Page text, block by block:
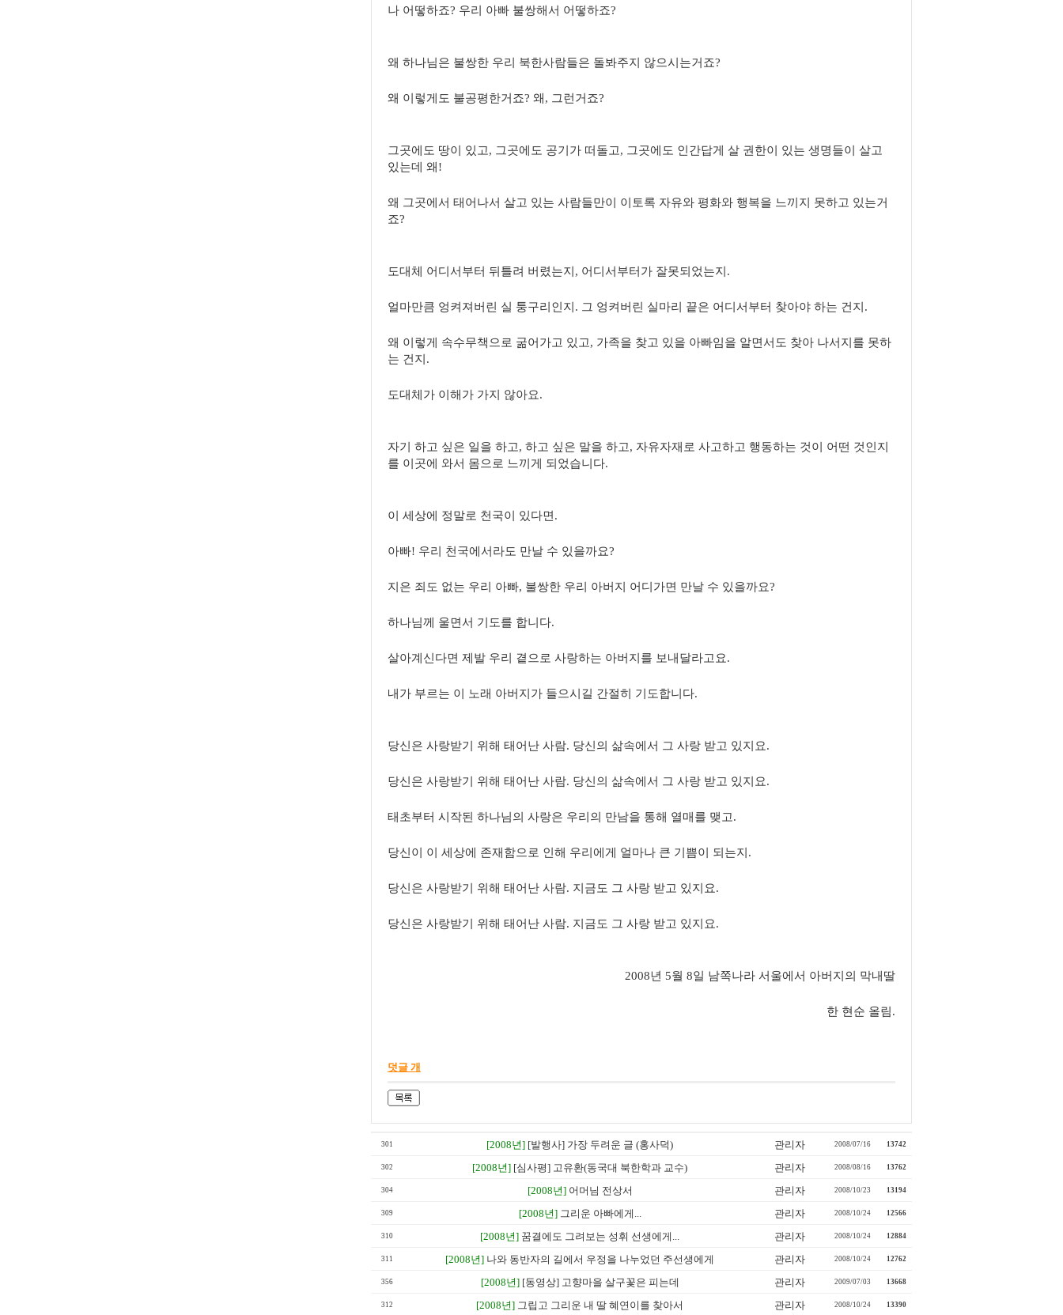
나 어떻하죠? 우리 아빠 불쌍해서 어떻하죠?
왜 하나님은 불쌍한 우리 북한사람들은 돌봐주지 않으시는거죠?
왜 이렇게도 불공평한거죠? 왜, 그런거죠?
그곳에도 땅이 있고, 그곳에도 공기가 떠돌고, 그곳에도 인간답게 살 권한이 있는 생명들이 살고
있는데 왜!
왜 그곳에서 태어나서 살고 있는 사람들만이 이토록 자유와 평화와 행복을 느끼지 못하고 있는거
죠?
도대체 어디서부터 뒤틀려 버렸는지, 어디서부터가 잘못되었는지.
얼마만큼 엉켜져버린 실 퉁구리인지. 그 엉켜버린 실마리 끝은 어디서부터 찾아야 하는 건지.
왜 이렇게 속수무책으로 굶어가고 있고, 가족을 찾고 있을 아빠임을 알면서도 찾아 나서지를 못하
는 건지.
도대체가 이해가 가지 않아요.
자기 하고 싶은 일을 하고, 하고 싶은 말을 하고, 자유자재로 사고하고 행동하는 것이 어떤 것인지
를 이곳에 와서 몸으로 느끼게 되었습니다.
이 세상에 정말로 천국이 있다면.
아빠! 우리 천국에서라도 만날 수 있을까요?
지은 죄도 없는 우리 아빠, 불쌍한 우리 아버지 어디가면 만날 수 있을까요?
하나님께 울면서 기도를 합니다.
살아계신다면 제발 우리 곁으로 사랑하는 아버지를 보내달라고요.
내가 부르는 이 노래 아버지가 들으시길 간절히 기도합니다.
당신은 사랑받기 위해 태어난 사람. 당신의 삶속에서 그 사랑 받고 있지요.
당신은 사랑받기 위해 태어난 사람. 당신의 삶속에서 그 사랑 받고 있지요.
태초부터 시작된 하나님의 사랑은 우리의 만남을 통해 열매를 맺고.
당신이 이 세상에 존재함으로 인해 우리에게 얼마나 큰 기쁨이 되는지.
당신은 사랑받기 위해 태어난 사람. 지금도 그 사랑 받고 있지요.
당신은 사랑받기 위해 태어난 사람. 지금도 그 사랑 받고 있지요.
2008년 5월 8일 남쪽나라 서울에서 아버지의 막내딸
한 현순 올림.
덧글 개
301 [2008년] [발행사] 가장 두려운 글 (홍사덕) 관리자 2008/07/16 13742
302 [2008년] [심사평] 고유환(동국대 북한학과 교수) 관리자 2008/08/16 13762
304 [2008년] 어머님 전상서 관리자 2008/10/23 13194
309 [2008년] 그리운 아빠에게... 관리자 2008/10/24 12566
310 [2008년] 꿈결에도 그려보는 성휘 선생에게... 관리자 2008/10/24 12884
311 [2008년] 나와 동반자의 길에서 우정을 나누었던 주선생에게 관리자 2008/10/24 12762
356 [2008년] [동영상] 고향마을 살구꽃은 피는데 관리자 2009/07/03 13668
312 [2008년] 그립고 그리운 내 딸 혜연이를 찾아서 관리자 2008/10/24 13390